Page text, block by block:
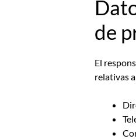
de
El
relativas